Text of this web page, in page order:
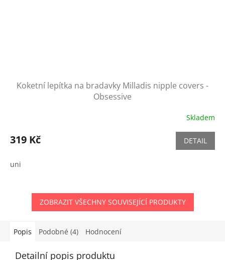
Koketní lepítka na bradavky Milladis nipple covers -
Obsessive
Skladem
319 Kč DETAIL
uni
ZOBRAZIT VŠECHNY SOUVISEJÍCÍ PRODUKTY
Popis Podobné (4) Hodnocení
Detailní popis produktu